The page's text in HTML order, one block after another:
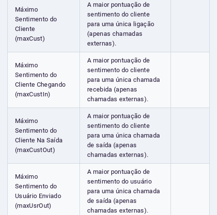
Máximo
Sentimento do
Cliente
(maxCust)
A maior pontuação de
sentimento do cliente
para uma única ligação
(apenas chamadas
externas).
Máximo
Sentimento do
Cliente Chegando
(maxCustIn)
A maior pontuação de
sentimento do cliente
para uma única chamada
recebida (apenas
chamadas externas).
Máximo
Sentimento do
Cliente Na Saída
(maxCustOut)
A maior pontuação de
sentimento do cliente
para uma única chamada
de saída (apenas
chamadas externas).
Máximo
Sentimento do
Usuário Enviado
(maxUsrOut)
A maior pontuação de
sentimento do usuário
para uma única chamada
de saída (apenas
chamadas externas).